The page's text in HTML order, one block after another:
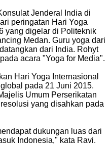
Jenderal India di
peringatan Hari Yoga
yang digelar di Politeknik
Medan. Guru yoga dari
dari India. Rohyt
acara "Yoga for Media".
Hari Yoga Internasional
pada 21 Juni 2015.
Umum Perserikatan
yang disahkan pada
dukungan luas dari
Indonesia," kata Ravi.